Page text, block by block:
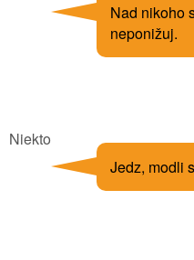
Nad nikoho
neponižuj.
Niekto
Jedz, modli